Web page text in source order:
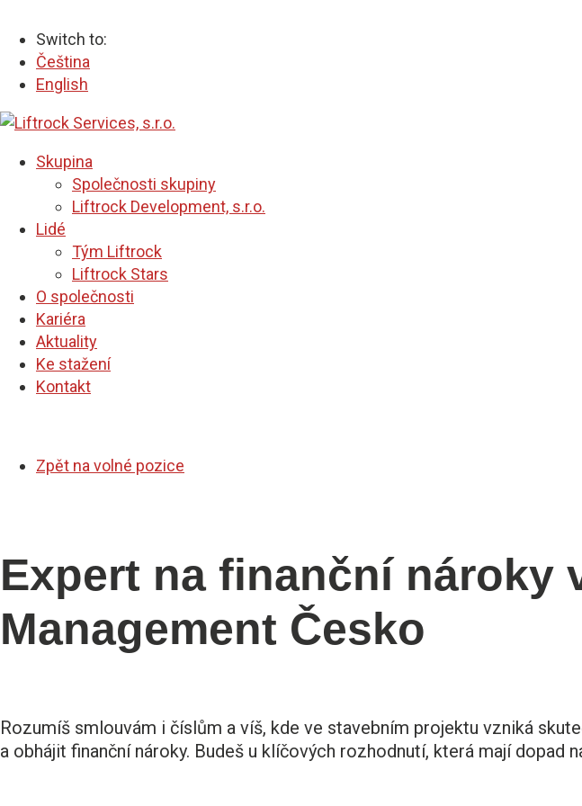
Switch to:
Čeština
English
Skupina
Společnosti skupiny
Liftrock Development, s.r.o.
Lidé
Tým Liftrock
Liftrock Stars
O společnosti
Kariéra
Aktuality
Ke stažení
Kontakt
Zpět na volné pozice
Expert na finanční nároky
Management Česko
Rozumíš smlouvám i číslům a víš, kde ve stavebním projektu vzniká
a obhájit finanční nároky. Budeš u klíčových rozhodnutí, která mají dopad